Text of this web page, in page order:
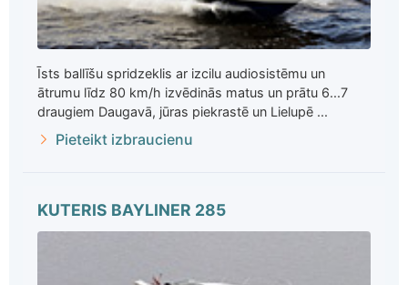
Īsts ballīšu spridzeklis ar izcilu audiosistēmu un
ātrumu līdz 80 km/h izvēdinās matus un prātu 6...7
draugiem Daugavā, jūras piekrastē un Lielupē ...
Pieteikt izbraucienu
KUTERIS BAYLINER 285